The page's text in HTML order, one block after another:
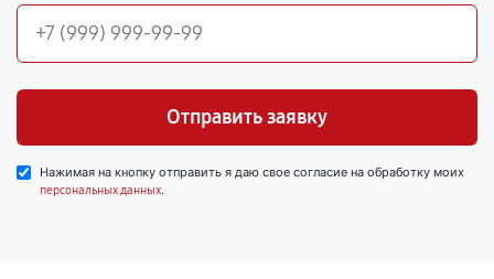
Отправить заявку
Нажимая на кнопку отправить я даю свое согласие на обработку моих
персональных данных.